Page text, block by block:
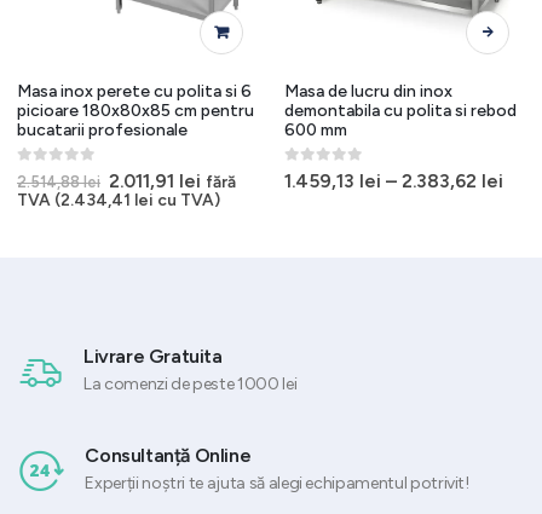
Masa inox perete cu polita si 6
picioare 180x80x85 cm pentru
bucatarii profesionale
0 out of 5
2.514,88lei Prețul
inițial
a
2.011,91 leiPrețul
curent
fără
TVA (2.434,41 lei cu TVA)
Acest produs are mai multe variații. Opțiunile pot fi alese în pagina produsului.
Masa de lucru din inox
demontabila cu polita si rebod
600 mm
0 out of 5
1.459,13 lei – 2.383,62 lei
Livrare Gratuita
La comenzi de peste 1000 lei
Consultanță Online
Experții noștri te ajuta să alegi echipamentul potrivit!